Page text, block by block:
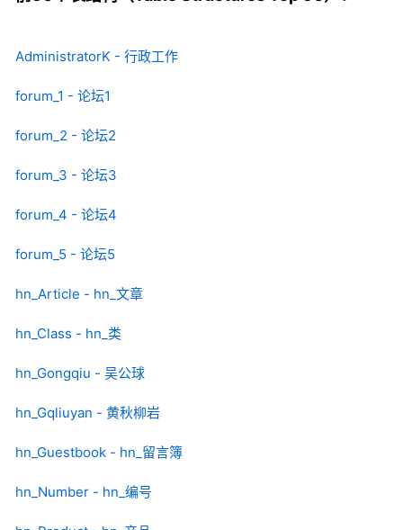
AdministratorK - 行政工作
forum_1 - 论坛1
forum_2 - 论坛2
forum_3 - 论坛3
forum_4 - 论坛4
forum_5 - 论坛5
hn_Article - hn_文章
hn_Class - hn_类
hn_Gongqiu - 吴公球
hn_Gqliuyan - 黄秋柳岩
hn_Guestbook - hn_留言簿
hn_Number - hn_编号